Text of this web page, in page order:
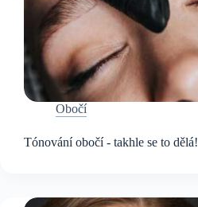
Obočí
Tónování obočí - takhle se to dělá!